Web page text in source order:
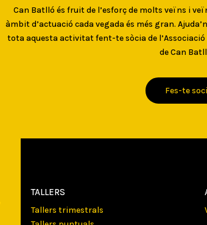
Can Batlló és fruit de l’esforç de molts veïns i
àmbit d’actuació cada vegada és més gran.
tota aquesta activitat fent-te sòcia de
de Can
Fes-te soci
TALLERS
Tallers trimestrals